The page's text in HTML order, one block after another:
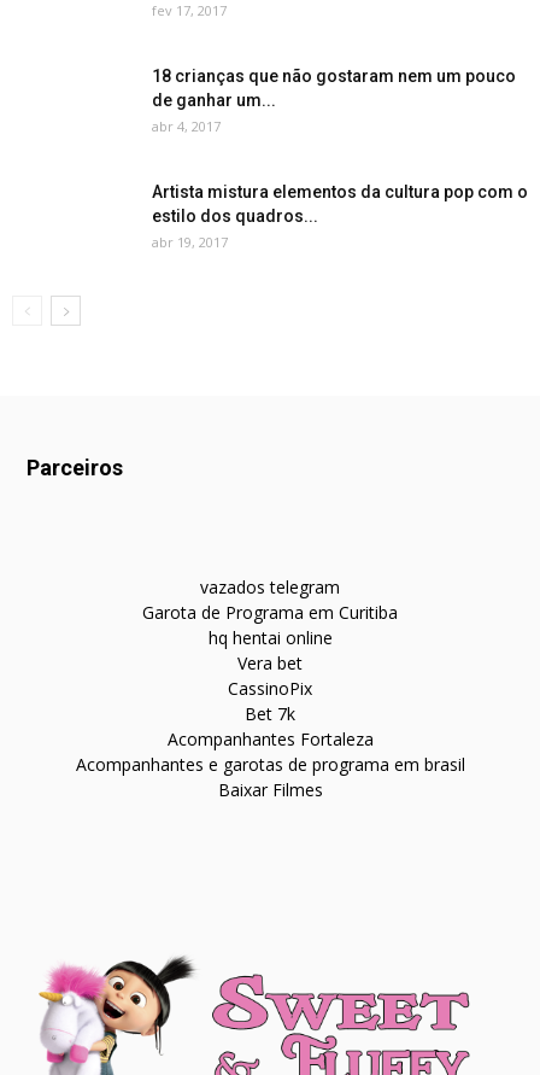
fev 17, 2017
18 crianças que não gostaram nem um pouco
de ganhar um...
abr 4, 2017
Artista mistura elementos da cultura pop com o
estilo dos quadros...
abr 19, 2017
Parceiros
vazados telegram
Garota de Programa em Curitiba
hq hentai online
Vera bet
CassinoPix
Bet 7k
Acompanhantes Fortaleza
Acompanhantes e garotas de programa em brasil
Baixar Filmes